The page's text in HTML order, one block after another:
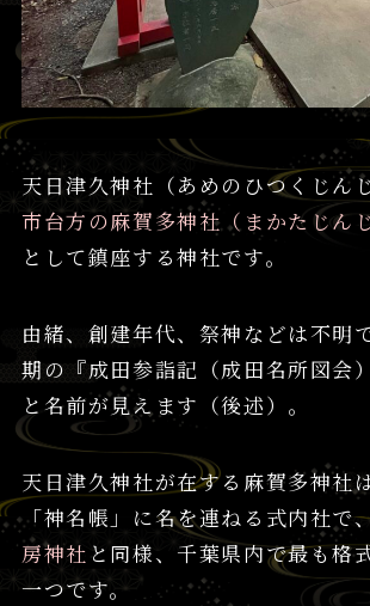
天日津久神社（あめのひつくじん
市台方の麻賀多神社（まかたじん
として鎮座する神社です。
由緒、創建年代、祭神などは不明
期の『成田参詣記（成田名所図会
と名前が見えます（後述）。
天日津久神社が在する麻賀多神社
「神名帳」に名を連ねる式内社で
房神社 と同様、千葉県内で最も格
一つです。